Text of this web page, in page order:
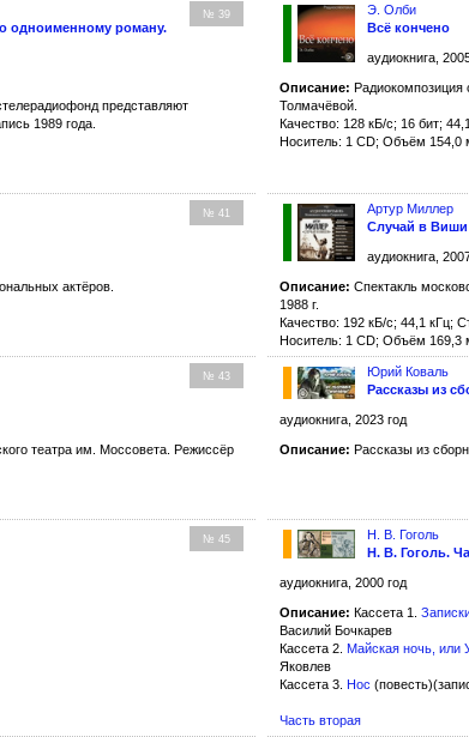
№ 39
одноименному роману.
представляют
1989 года.
Э. Олби
Всё кончено
аудиокнига,
Описание: Радиокомпозиция
Толмачёвой.
Качество: 128 кБ/с; 16 бит;
Носитель: 1 CD; Объём 154,0
№ 41
актёров.
Артур Миллер
Случай в Виши
аудиокнига,
Описание: Спектакль
1988 г.
Качество: 192 кБ/с; 44,1 кГц;
Носитель: 1 CD; Объём 169,3
№ 43
театра им. Моссовета. Режиссёр
Юрий Коваль
Рассказы из
аудиокнига, 2023 год
Описание: Рассказы из
№ 45
Н. В. Гоголь
Н. В. Гоголь.
аудиокнига, 2000 год
Описание: Кассета 1.
Василий Бочкарев
Кассета 2. Майская ночь, или
Яковлев
Кассета 3. Нос
Часть вторая